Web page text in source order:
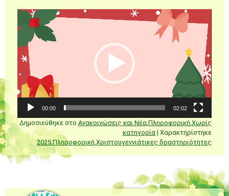
Πρόγραμμα
Αναπαραγωγής
Βίντεο
00:00 02:02
Δημοσιεύθηκε στο Ανακοινώσεις και Νέα,Πληροφορική,Χωρίς
κατηγορία | Χαρακτηρίστηκε
2025,Πληροφορική,Χριστουγεννιάτικες δραστηριότητες